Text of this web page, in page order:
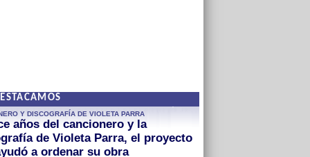
Y DISCOGRAFÍA DE VIOLETA PARRA
años del cancionero y la
de Violeta Parra, el proyecto
a ordenar su obra